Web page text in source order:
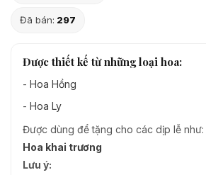
Đã bán: 297
Được thiết kế từ những loại hoa:
- Hoa Hồng
- Hoa Ly
Được dùng để tặng cho các dịp lễ như:
Hoa khai trương
Lưu ý: